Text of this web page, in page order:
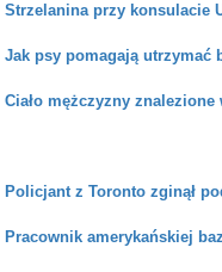
Strzelanina przy konsulacie
Jak psy pomagają utrzymać
Ciało mężczyzny
Policjant z Toronto zginął
Pracownik amerykańskiej